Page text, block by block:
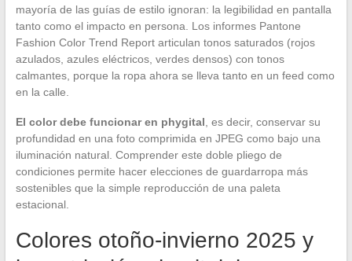
mayoría de las guías de estilo ignoran: la legibilidad en pantalla
tanto como el impacto en persona. Los informes Pantone
Fashion Color Trend Report articulan tonos saturados (rojos
azulados, azules eléctricos, verdes densos) con tonos
calmantes, porque la ropa ahora se lleva tanto en un feed como
en la calle.
El color debe funcionar en phygital , es decir, conservar su
profundidad en una foto comprimida en JPEG como bajo una
iluminación natural. Comprender este doble pliego de
condiciones permite hacer elecciones de guardarropa más
sostenibles que la simple reproducción de una paleta
estacional.
Colores otoño-invierno 2025 y